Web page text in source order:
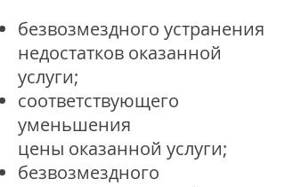
безвозмездного устранения
недостатков оказанной
услуги;
соответствующего
уменьшения
цены оказанной услуги;
безвозмездного